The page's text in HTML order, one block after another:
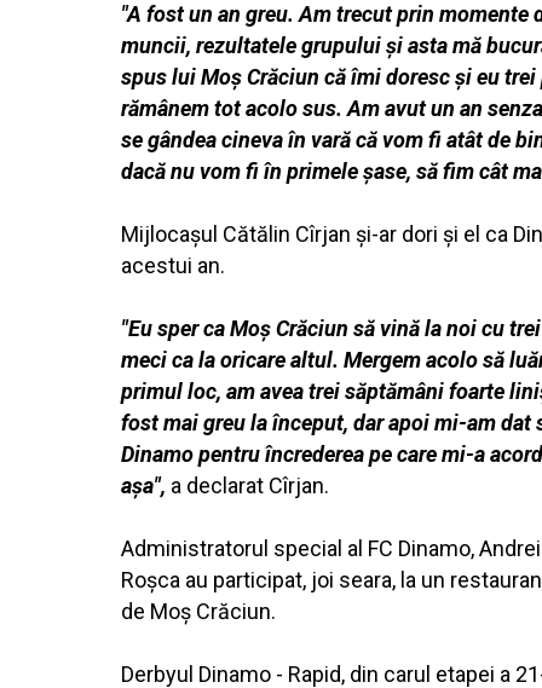
"A fost un an greu. Am trecut prin
muncii, rezultatele grupului şi asta mă
spus lui Moş Crăciun că îmi doresc şi eu
rămânem tot acolo sus. Am avut un an
se gândea cineva în vară că vom fi atât de
dacă nu vom fi în primele şase, să fim cât
Mijlocaşul Cătălin Cîrjan şi-ar dori şi el ca
acestui an.
"Eu sper ca Moş Crăciun să vină la noi cu
meci ca la oricare altul. Mergem acolo să
primul loc, am avea trei săptămâni foarte
fost mai greu la început, dar apoi mi-am dat
Dinamo pentru încrederea pe care mi-a
aşa", a declarat Cîrjan.
Administratorul special al FC Dinamo,
Roşca au participat, joi seara, la un
de Moş Crăciun.
Derbyul Dinamo - Rapid, din carul etapei a